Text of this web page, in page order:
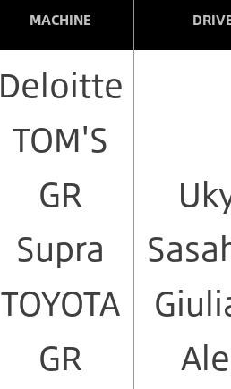
MACHINE
Deloitte
TOM'S
GR
Supra
TOYOTA
GR